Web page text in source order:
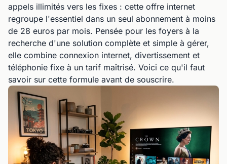
appels illimités vers les fixes : cette offre internet
regroupe l'essentiel dans un seul abonnement à moins
de 28 euros par mois. Pensée pour les foyers à la
recherche d'une solution complète et simple à gérer,
elle combine connexion internet, divertissement et
téléphonie fixe à un tarif maîtrisé. Voici ce qu'il faut
savoir sur cette formule avant de souscrire.